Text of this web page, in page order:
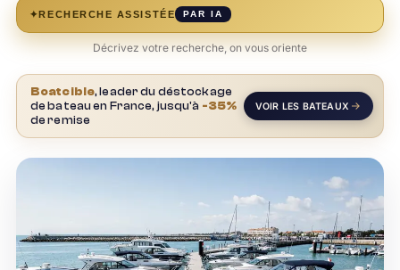
✦RECHERCHE ASSISTÉE PAR IA
Décrivez votre recherche, on vous oriente
Boatcible, leader du déstockage
de bateau en France, jusqu'à -35%
de remise
VOIR LES BATEAUX